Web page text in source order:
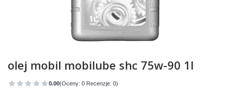
olej mobil mobilube shc 75w-90 1l
0.00(Oceny: 0 Recenzje: 0)
Przejdź do sekcji Opinie